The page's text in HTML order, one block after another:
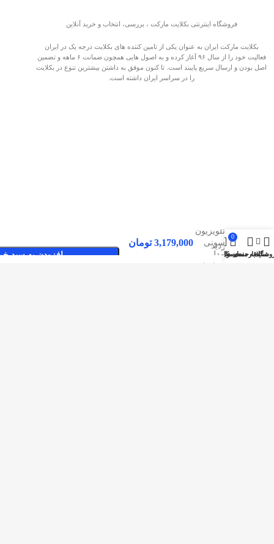
فروشگاه اینترنتی بکلایت مارکت ، بررسی، انتخاب و خرید آنلاین
بکلایت مارکت ایران به عنوان یکی از تامین کننده های بکلایت درجه یک در ایران
فعالیت خود را از سال ۹۶ آغاز کرده و به اصول هایی همچون ضمانت ۶ ماهه و تضمین
اصل بودن و ارسال سریع پایبند است. تا کنون موفق به داشتن بیشترین تنوع در بکلایت
را در سراسر ایران داشته است.
صفحات پربازدید
تلویزیون
سونی
مدل
48W600
3,179,000 تومان
افزودن به سبد سایدبار
علاقه مندی ها
0
محصول
حساب کاربری من